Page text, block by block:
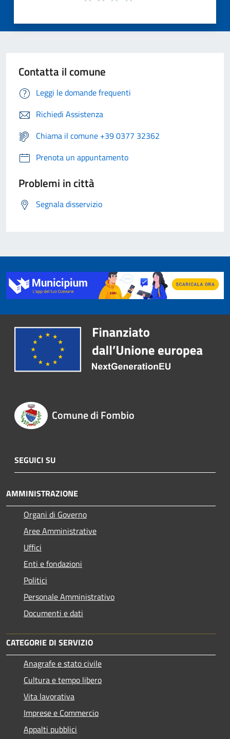
Contatta il comune
Leggi le domande frequenti
Richiedi Assistenza
Chiama il comune +39 0377 32362
Prenota un appuntamento
Problemi in città
Segnala disservizio
Comune di Fombio
SEGUICI SU
AMMINISTRAZIONE
Organi di Governo
Aree Amministrative
Uffici
Enti e fondazioni
Politici
Personale Amministrativo
Documenti e dati
CATEGORIE DI SERVIZIO
Anagrafe e stato civile
Cultura e tempo libero
Vita lavorativa
Imprese e Commercio
Appalti pubblici